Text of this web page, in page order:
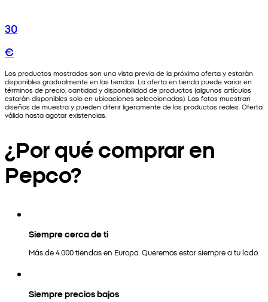
30
€
Los productos mostrados son una vista previa de la próxima oferta y estarán
disponibles gradualmente en las tiendas. La oferta en tienda puede variar en
términos de precio, cantidad y disponibilidad de productos (algunos artículos
estarán disponibles solo en ubicaciones seleccionadas). Las fotos muestran
diseños de muestra y pueden diferir ligeramente de los productos reales. Oferta
válida hasta agotar existencias.
¿Por qué comprar en
Pepco?
Siempre cerca de ti
Más de 4.000 tiendas en Europa. Queremos estar siempre a tu lado.
Siempre precios bajos